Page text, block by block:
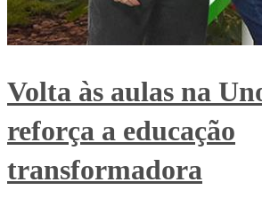
Volta às aulas na
reforça a educação
transformadora